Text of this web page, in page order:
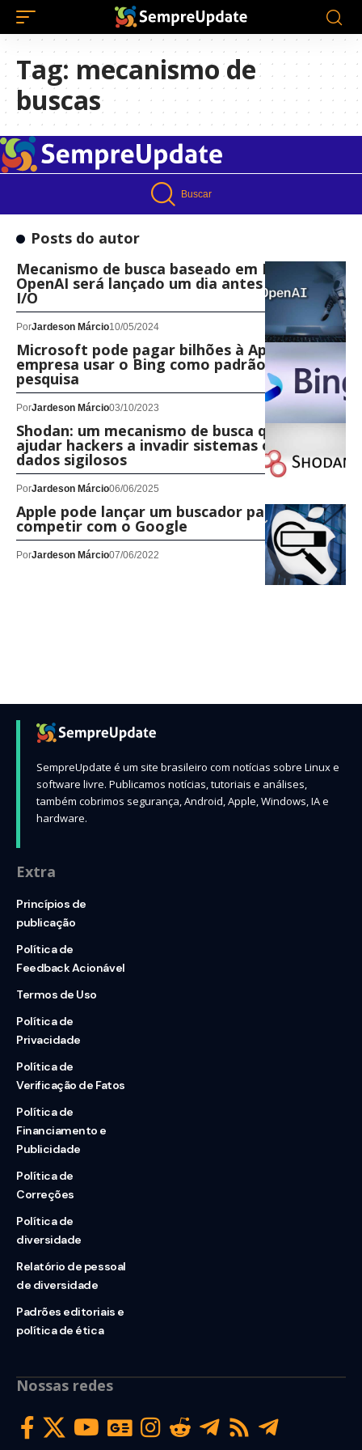
Tag: mecanismo de
buscas
Buscar
Posts do autor
Mecanismo de busca baseado em IA da
OpenAI será lançado um dia antes do Google
I/O
PorJardeson Márcio10/05/2024
Microsoft pode pagar bilhões à Apple para
empresa usar o Bing como padrão de
pesquisa
PorJardeson Márcio03/10/2023
Shodan: um mecanismo de busca que pode
ajudar hackers a invadir sistemas ou roubar
dados sigilosos
PorJardeson Márcio06/06/2025
Apple pode lançar um buscador para
competir com o Google
PorJardeson Márcio07/06/2022
SempreUpdate é um site brasileiro com notícias sobre Linux e
software livre. Publicamos notícias, tutoriais e análises,
também cobrimos segurança, Android, Apple, Windows, IA e
hardware.
Extra
Princípios de
publicação
Política de
Feedback Acionável
Termos de Uso
Política de
Privacidade
Política de
Verificação de Fatos
Política de
Financiamento e
Publicidade
Política de
Correções
Política de
diversidade
Relatório de pessoal
de diversidade
Padrões editoriais e
política de ética
Nossas redes